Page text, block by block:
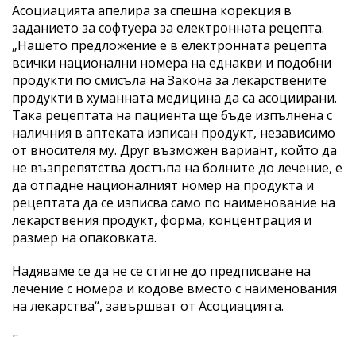
Асоциацията апелира за спешна корекция в
заданието за софтуера за електронната рецепта.
„Нашето предложение е в електронната рецепта
всички национални номера на еднакви и подобни
продукти по смисъла на Закона за лекарствените
продукти в хуманната медицина да са асоциирани.
Така рецептата на пациента ще бъде изпълнена с
наличния в аптеката изписан продукт, независимо
от вносителя му. Друг възможен вариант, който да
не възпрепятства достъпа на болните до лечение, е
да отпадне националният номер на продукта и
рецептата да се изписва само по наименование на
лекарствения продукт, форма, концентрация и
размер на опаковката.
Надяваме се да не се стигне до предписване на
лечение с номера и кодове вместо с наименования
на лекарства“, завършват от Асоциацията.